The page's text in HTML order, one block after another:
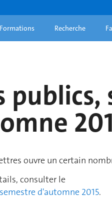
Formations Recherche
publics,
ouvre un certain
consulter le
d'automne 2015.